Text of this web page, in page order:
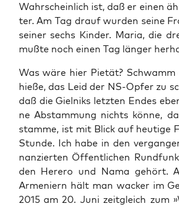
Wahr­schein­lich ist, daß er einen
ter. Am Tag drauf wur­den sei­ne
sei­ner sechs Kin­der. Maria, die
muß­te noch einen Tag län­ger
Was wäre hier Pie­tät?
hie­ße, das Leid der NS-Opfer zu
daß die Giel­niks letz­ten Endes
ne Abstam­mung nichts kön­ne,
stam­me, ist mit Blick auf heu­ti­ge
Stun­de. Ich habe in den
nan­zier­ten Öffent­li­chen
den Here­ro und Nama gehört.
Arme­ni­ern hält man wacker im
2015 am 20. Juni zeit­gleich zum